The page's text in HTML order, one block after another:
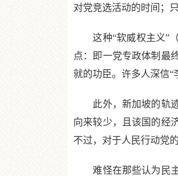
对党竞选活动的时间；
这种“软威权主义”（
点：即一党专政体制最
就的功臣。许多人深信
此外，新加坡的轨迹
向来较少，且该国的经
不过，对于人民行动党
难怪在那些认为民主